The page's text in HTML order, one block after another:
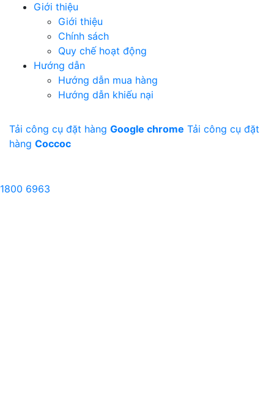
Giới thiệu
Giới thiệu
Chính sách
Quy chế hoạt động
Hướng dẫn
Hướng dẫn mua hàng
Hướng dẫn khiếu nại
Tải công cụ đặt hàng Google chrome Tải công cụ đặt
hàng Coccoc
1800 6963